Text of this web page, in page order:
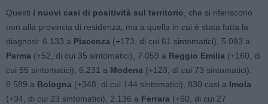
Questi i nuovi casi di positività sul territorio , che si riferiscono
non alla provincia di residenza, ma a quella in cui è stata fatta la
diagnosi: 6.133 a Piacenza (+173, di cui 61 sintomatici), 5.093 a
Parma (+52, di cui 35 sintomatici), 7.059 a Reggio Emilia (+160, di
cui 55 sintomatici), 6.231 a Modena (+123, di cui 73 sintomatici),
8.589 a Bologna (+348, di cui 144 sintomatici), 830 casi a Imola
(+34, di cui 23 sintomatici), 2.136 a Ferrara (+60, di cui 27